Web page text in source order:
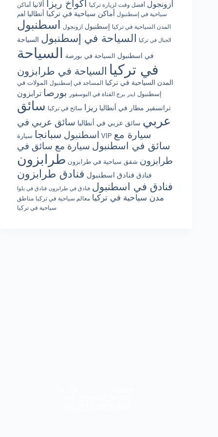
أزونجول أفضل وقت لزيارة تركيا أكواخ ريزا ألانيا أماكن
سياحية في إسطنبول أماكن سياحية في تركيا أنطاليا أهم
المدن السياحية في تركيا إسطنبول ازونجول اسطنبول
الجبال في تركيا السياحة في إسطنبول السياحة
في اسطنبول السياحة في بورصة السياحة
في تركيا السياحة في طرابزون
المدن السياحية في تركيا المساجد في إسطنبول المولات في
إسطنبول ايدر برج الفتاة في البوسفور بورصا ترابزون
ترانسفير مطار في أنطاليا ريزا سائح في تركيا سائق
عربي سائق عربي في أنطاليا سائق عربي في
اسطنبول سبانجا سيارة VIP سيارة مع
سائق في اسطنبول سيارة مع سائق في
طرابزون شقق سياحية في طرابزون طرابزون
فنادق فنادق اسطنبول فنادق طرابزون
فنادق في اسطنبول فنادق في طرابزون فنادق في يلوا
مدن سياحية في تركيا معالم سياحية في تركيا مناطق
سياحية في تركيا